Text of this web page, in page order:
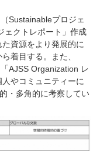
Sustainableプロジェ
ェクトレポート」作成
資源をより発展的に
着目する。また、
AJSS Organization レ
やコミュニティーに
・多角的に考察してい